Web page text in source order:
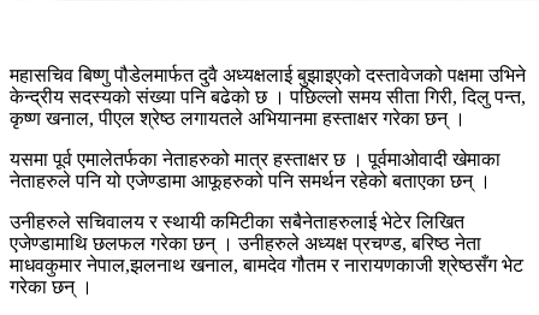
महासचिव बिष्णु पौडेलमार्फत दुवै अध्यक्षलाई बुझाइएको दस्तावेजको पक्षमा उभिने
केन्द्रीय सदस्यको संख्या पनि बढेको छ । पछिल्लो समय सीता गिरी, दिलु पन्त,
कृष्ण खनाल, पीएल श्रेष्ठ लगायतले अभियानमा हस्ताक्षर गरेका छन् ।
यसमा पूर्व एमालेतर्फका नेताहरुको मात्र हस्ताक्षर छ । पूर्वमाओवादी खेमाका
नेताहरुले पनि यो एजेण्डामा आफूहरुको पनि समर्थन रहेको बताएका छन् ।
उनीहरुले सचिवालय र स्थायी कमिटीका सबैनेताहरुलाई भेटेर लिखित
एजेण्डामाथि छलफल गरेका छन् । उनीहरुले अध्यक्ष प्रचण्ड, बरिष्ठ नेता
माधवकुमार नेपाल,झलनाथ खनाल, बामदेव गौतम र नारायणकाजी श्रेष्ठसँग भेट
गरेका छन् ।